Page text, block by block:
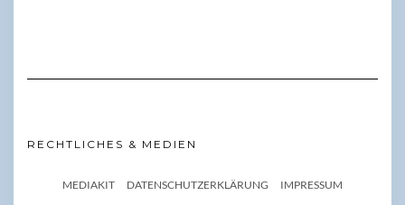
RECHTLICHES & MEDIEN
MEDIAKIT DATENSCHUTZERKLÄRUNG IMPRESSUM